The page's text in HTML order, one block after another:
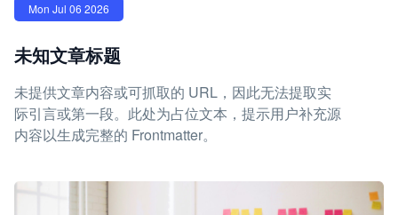
Mon Jul 06 2026
未知文章标题
未提供文章内容或可抓取的 URL，因此无法提取实
际引言或第一段。此处为占位文本，提示用户补充源
内容以生成完整的 Frontmatter。